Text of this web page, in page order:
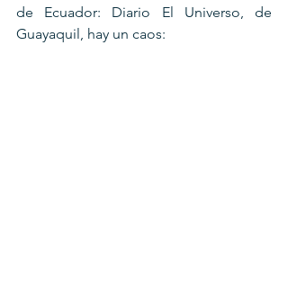
de Ecuador: Diario El Universo, de
Guayaquil, hay un caos: